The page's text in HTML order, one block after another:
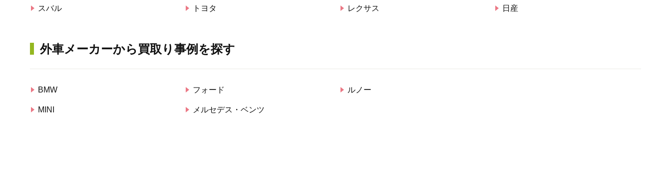
スバル トヨタ レクサス 日産
外車メーカーから買取り事例を探す
BMW
MINI
フォード
メルセデス・ベンツ
ルノー